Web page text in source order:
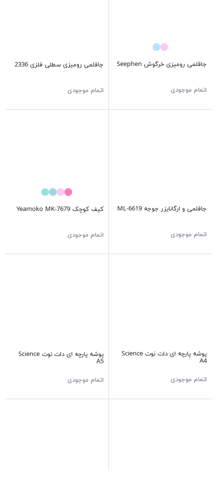
جاقلمی رومیزی خرگوش Seephen
اتمام موجودی جاقلمی رومیزی سطلی فلزی 2336
جاقلمی و ارگانایزر جوجه ML-6619 کیف کوچک Yeamoko MK-7679